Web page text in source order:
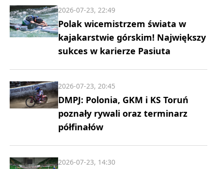
Polak wicemistrzem świata w
kajakarstwie górskim! Największy
sukces w karierze Pasiuta
2026-07-23, 22:49
DMPJ: Polonia, GKM i KS Toruń
poznały rywali oraz terminarz
półfinałów
2026-07-23, 20:45
2026-07-23, 14:30